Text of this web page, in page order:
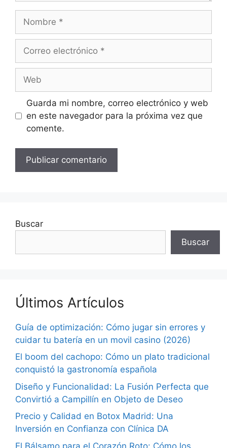
Nombre
Correo
Web
Guarda mi nombre, correo electrónico y web
en este navegador para la próxima vez que
comente.
Buscar
Buscar
Últimos Artículos
Guía de optimización: Cómo jugar sin errores y
cuidar tu batería en un movil casino (2026)
El boom del cachopo: Cómo un plato tradicional
conquistó la gastronomía española
Diseño y Funcionalidad: La Fusión Perfecta que
Convirtió a Campillín en Objeto de Deseo
Precio y Calidad en Botox Madrid: Una
Inversión en Confianza con Clínica DA
El Bálsamo para el Corazón Roto: Cómo los